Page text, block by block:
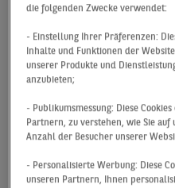
Auch wenn die
nicht wieder erreicht
Investmentmarkt das
kontinuierlich
erzielen. Mit einem
insgesamt rund 6,3
Die Führungsposition
die folgenden Zwecke verwendet:
- Einstellung Ihrer Präferenzen:
Inhalte und Funktionen der
unserer Produkte und
anzubieten;
- Publikumsmessung: Diese
Partnern, zu verstehen, wie Sie
Anzahl der Besucher unserer
- Personalisierte Werbung: Diese
unseren Partnern, Ihnen